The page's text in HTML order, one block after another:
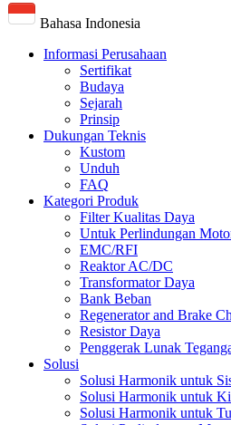
Bahasa Indonesia
Informasi Perusahaan
Sertifikat
Budaya
Sejarah
Prinsip
Dukungan Teknis
Kustom
Unduh
FAQ
Kategori Produk
Filter Kualitas Daya
Untuk Perlindungan
EMC/RFI
Reaktor AC/DC
Transformator Daya
Bank Beban
Regenerator and Brake
Resistor Daya
Penggerak Lunak
Solusi
Solusi Harmonik untuk
Solusi Harmonik untuk
Solusi Harmonik untuk